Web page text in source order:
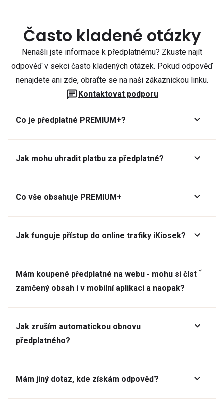
Často kladené otázky
Nenašli jste informace k předplatnému? Zkuste najít
odpověď v sekci často kladených otázek. Pokud odpověď
nenajdete ani zde, obraťte se na naši zákaznickou linku.
Kontaktovat podporu
Co je předplatné PREMIUM+?
Jak mohu uhradit platbu za předplatné?
Co vše obsahuje PREMIUM+
Jak funguje přístup do online trafiky iKiosek?
Mám koupené předplatné na webu - mohu si číst
zamčený obsah i v mobilní aplikaci a naopak?
Jak zruším automatickou obnovu
předplatného?
Mám jiný dotaz, kde získám odpověď?